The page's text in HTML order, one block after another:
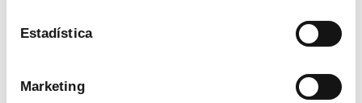
Estadística
Marketing